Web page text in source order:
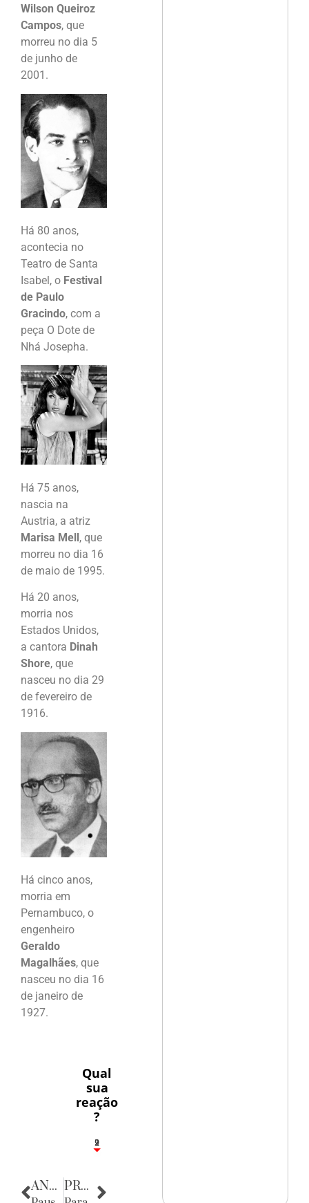
Wilson Queiroz
Campos, que
morreu no dia 5
de junho de
2001.
Há 80 anos,
acontecia no
Teatro de Santa
Isabel, o Festival
de Paulo
Gracindo, com a
peça O Dote de
Nhá Josepha.
Há 75 anos,
nascia na
Austria, a atriz
Marisa Mell, que
morreu no dia 16
de maio de 1995.
Há 20 anos,
morria nos
Estados Unidos,
a cantora Dinah
Shore, que
nasceu no dia 29
de fevereiro de
1916.
Há cinco anos,
morria em
Pernambuco, o
engenheiro
Geraldo
Magalhães, que
nasceu no dia 16
de janeiro de
1927.
Qual
sua
reação
?
2
1
2
9
ANTERIOR PRÓXIMA